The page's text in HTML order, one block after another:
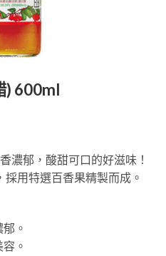
) 600ml
濃郁，酸甜可口的好滋味！
用特選百香果精製而成。
。
。